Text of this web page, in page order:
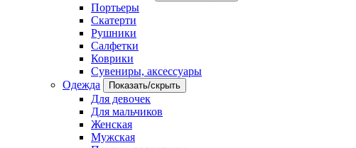
Портьеры
Скатерти
Рушники
Салфетки
Коврики
Сувениры, аксессуары
Одежда
Показать/скрыть
Для девочек
Для мальчиков
Женская
Мужская